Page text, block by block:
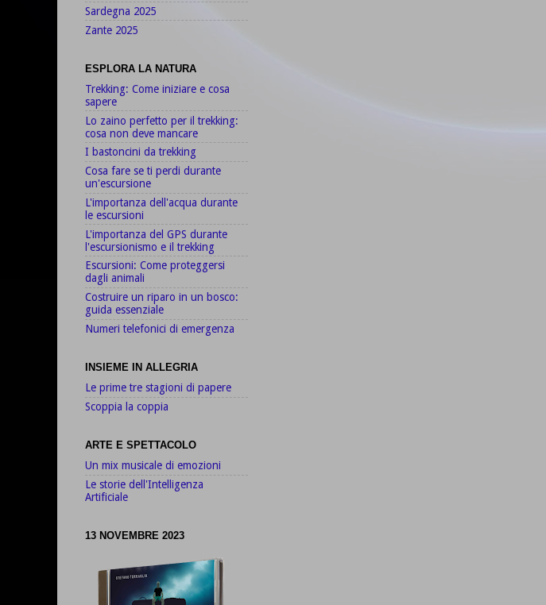
Sardegna 2025
Zante 2025
ESPLORA LA NATURA
Trekking: Come iniziare e cosa
sapere
Lo zaino perfetto per il trekking:
cosa non deve mancare
I bastoncini da trekking
Cosa fare se ti perdi durante
un'escursione
L'importanza dell'acqua durante
le escursioni
L'importanza del GPS durante
l'escursionismo e il trekking
Escursioni: Come proteggersi
dagli animali
Costruire un riparo in un bosco:
guida essenziale
Numeri telefonici di emergenza
INSIEME IN ALLEGRIA
Le prime tre stagioni di papere
Scoppia la coppia
ARTE E SPETTACOLO
Un mix musicale di emozioni
Le storie dell'Intelligenza
Artificiale
13 NOVEMBRE 2023